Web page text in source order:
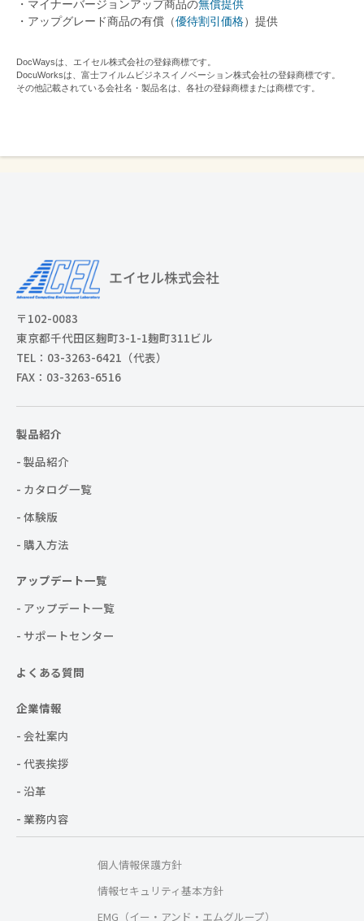
・マイナーバージョンアップ商品の無償提供
・アップグレード商品の有償（優待割引価格）提供
DocWaysは、エイセル株式会社の登録商標です。
DocuWorksは、富士フイルムビジネスイノベーション株式会社の登録商標です。
その他記載されている会社名・製品名は、各社の登録商標または商標です。
〒102-0083
東京都千代田区麹町3-1-1麹町311ビル
TEL：03-3263-6421（代表）
FAX：03-3263-6516
製品紹介
- 製品紹介
- カタログ一覧
- 体験版
- 購入方法
アップデート一覧
- アップデート一覧
- サポートセンター
よくある質問
企業情報
- 会社案内
- 代表挨拶
- 沿革
- 業務内容
個人情報保護方針
情報セキュリティ基本方針
EMG（イー・アンド・エムグループ）